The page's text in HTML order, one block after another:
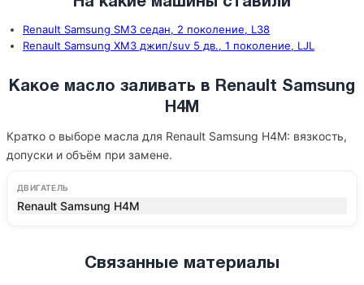
Renault Samsung SM3 седан, 2 поколение, L38
Renault Samsung XM3 джип/suv 5 дв., 1 поколение, LJL
Какое масло заливать в Renault Samsung
H4M
Кратко о выборе масла для Renault Samsung H4M: вязкость,
допуски и объём при замене.
ДВИГАТЕЛЬ
Renault Samsung H4M
Связанные материалы